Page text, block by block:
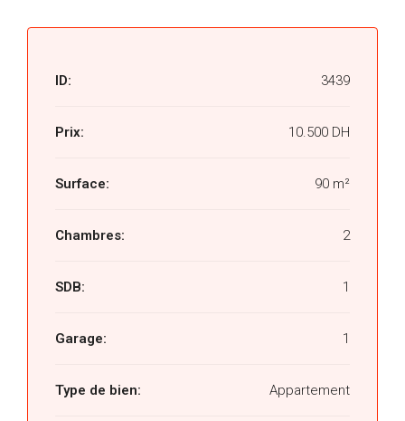
ID: 3439
Prix: 10.500 DH
Surface: 90 m²
Chambres: 2
SDB: 1
Garage: 1
Type de bien: Appartement